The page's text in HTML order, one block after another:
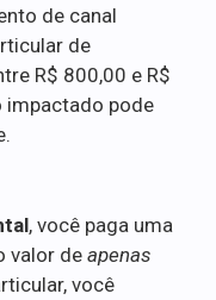
de canal
de
R$ 800,00 e R$
impactado pode
, você paga uma
valor de apenas
você